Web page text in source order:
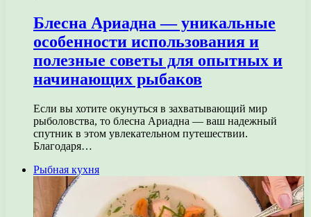
Блесна Ариадна — уникальные
особенности использования и
полезные советы для опытных и
начинающих рыбаков
Если вы хотите окунуться в захватывающий мир
рыболовства, то блесна Ариадна — ваш надежный
спутник в этом увлекательном путешествии.
Благодаря…
Рыбная кухня